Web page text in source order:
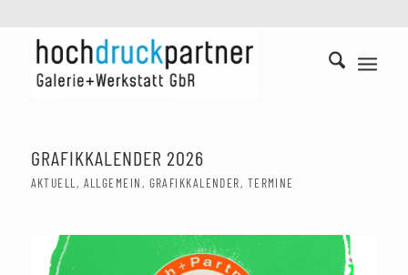
GRAFIKKALENDER 2026
AKTUELL , ALLGEMEIN , GRAFIKKALENDER, TERMINE